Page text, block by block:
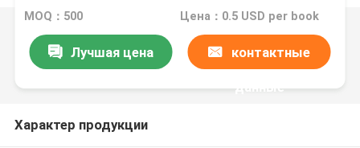
ягнятся обслуживание книжного производства
MOQ：500 Цена：0.5 USD per book
Лучшая цена контактные
данные
Характер продукции